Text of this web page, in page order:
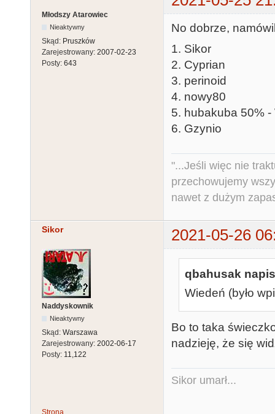
Młodszy Atarowiec
Nieaktywny
Skąd: Pruszków
Zarejestrowany: 2007-02-23
Posty: 643
No dobrze,
1. Sikor
2. Cyprian
3. perinoid
4. nowy80
5. hubakuba 50% -
6. Gzynio
"...Jeśli więc nie
przechowujemy
nawet z dużym
Sikor 2021-05-26
Naddyskownik
Nieaktywny
Skąd: Warszawa
Zarejestrowany: 2002-06-17
Posty: 11,122
qbahusak
Wiedeń (było
Bo to taka
nadzieję, że się
Sikor umarł...
Strona